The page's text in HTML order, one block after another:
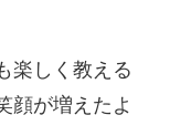
楽しく教える
顔が増えたよ